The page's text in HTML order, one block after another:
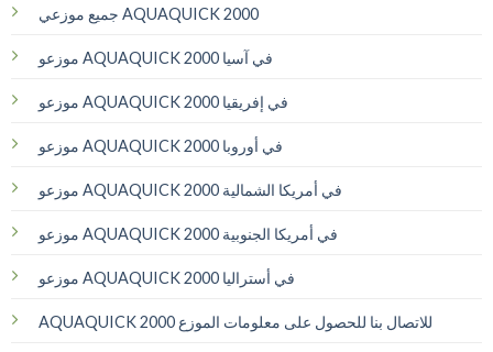
جميع موزعي AQUAQUICK 2000
موزعو AQUAQUICK 2000 في آسيا
موزعو AQUAQUICK 2000 في إفريقيا
موزعو AQUAQUICK 2000 في أوروبا
موزعو AQUAQUICK 2000 في أمريكا الشمالية
موزعو AQUAQUICK 2000 في أمريكا الجنوبية
موزعو AQUAQUICK 2000 في أستراليا
AQUAQUICK 2000 للاتصال بنا للحصول على معلومات الموزع